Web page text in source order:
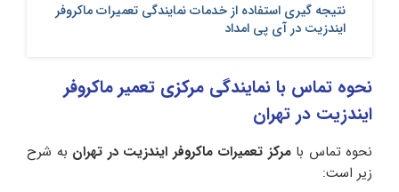
نتیجه گیری استفاده از خدمات نمایندگی تعمیرات ماکروفر
ایندزیت در آی پی امداد
نحوه تماس با نمایندگی مرکزی تعمیر ماکروفر
ایندزیت در تهران
نحوه تماس بامرکز تعمیرات ماکروفر ایندزیت در تهران به شرح
زیر است: